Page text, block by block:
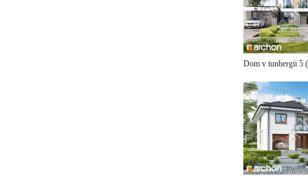
Dom v tunbergii 5